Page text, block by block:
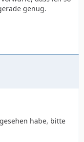
genug.
habe, bitte